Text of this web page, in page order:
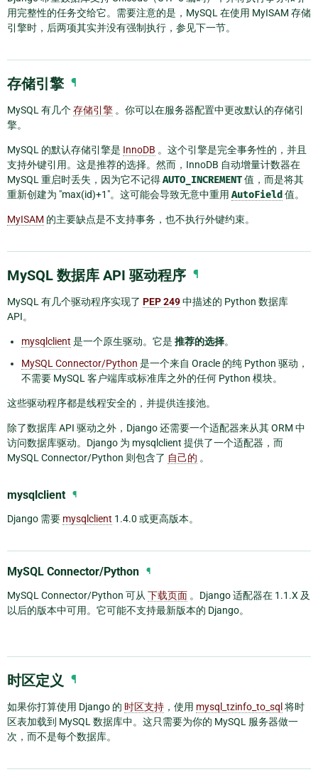
用完整性的任务交给它。需要注意的是，MySQL 在使用 MyISAM 存储
引擎时，后两项其实并没有强制执行，参见下一节。
存储引擎 ¶
MySQL 有几个存储引擎 。你可以在服务器配置中更改默认的存储引
擎。
MySQL 的默认存储引擎是 InnoDB 。这个引擎是完全事务性的，并且
支持外键引用。这是推荐的选择。然而，InnoDB 自动增量计数器在
MySQL 重启时丢失，因为它不记得AUTO_INCREMENT值，而是将其
重新创建为 "max(id)+1"。这可能会导致无意中重用 AutoField 值。
MyISAM 的主要缺点是不支持事务，也不执行外键约束。
MySQL 数据库 API 驱动程序 ¶
MySQL 有几个驱动程序实现了 PEP 249中描述的 Python 数据库
API。
mysqlclient 是一个原生驱动。它是 推荐的选择。
MySQL Connector/Python 是一个来自 Oracle 的纯 Python 驱动，
不需要 MySQL 客户端库或标准库之外的任何 Python 模块。
这些驱动程序都是线程安全的，并提供连接池。
除了数据库 API 驱动之外，Django 还需要一个适配器来从其 ORM 中
访问数据库驱动。Django 为 mysqlclient 提供了一个适配器，而
MySQL Connector/Python 则包含了 自己的 。
mysqlclient ¶
Django 需要 mysqlclient 1.4.0 或更高版本。
MySQL Connector/Python ¶
MySQL Connector/Python 可从 下载页面 。Django 适配器在 1.1.X 及
以后的版本中可用。它可能不支持最新版本的 Django。
时区定义 ¶
如果你打算使用 Django 的 时区支持 ，使用 mysql_tzinfo_to_sql 将时
区表加载到 MySQL 数据库中。这只需要为你的 MySQL 服务器做一
次，而不是每个数据库。